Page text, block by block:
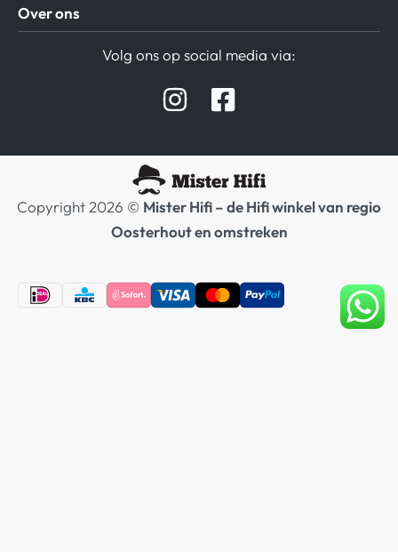
Privacy beleid
Verzending / Retour
Over ons
Hifi winkel Raamsdonksveer
Volg ons op social media via:
Copyright 2026 © Mister Hifi – de Hifi winkel van regio
Oosterhout en omstreken